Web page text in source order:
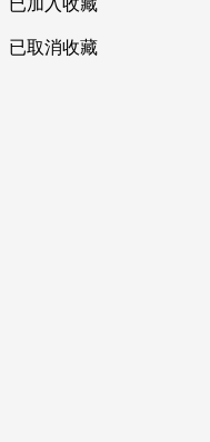
已加入收藏
已取消收藏